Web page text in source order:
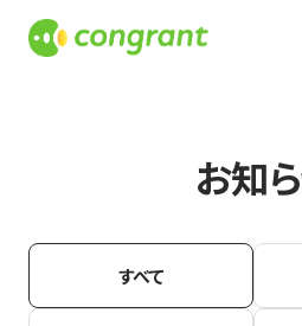
お知
すべて